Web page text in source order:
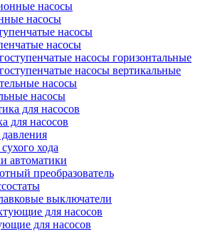
насосы
насосы
насосы горизонтальные
насосы вертикальные
насосы
для насосов
хода
автоматики
преобразователь
выключатели
для насосов